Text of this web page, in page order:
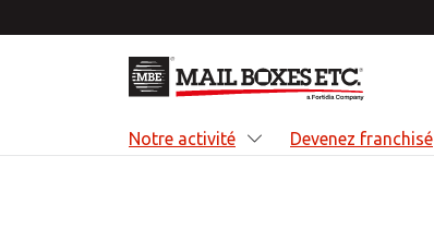
Notre activité Devenez franchisé